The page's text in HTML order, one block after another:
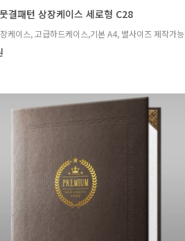
결패턴 상장케이스 세로형 C28
케이스, 고급하드케이스,기본 A4, 별사이즈 제작가능